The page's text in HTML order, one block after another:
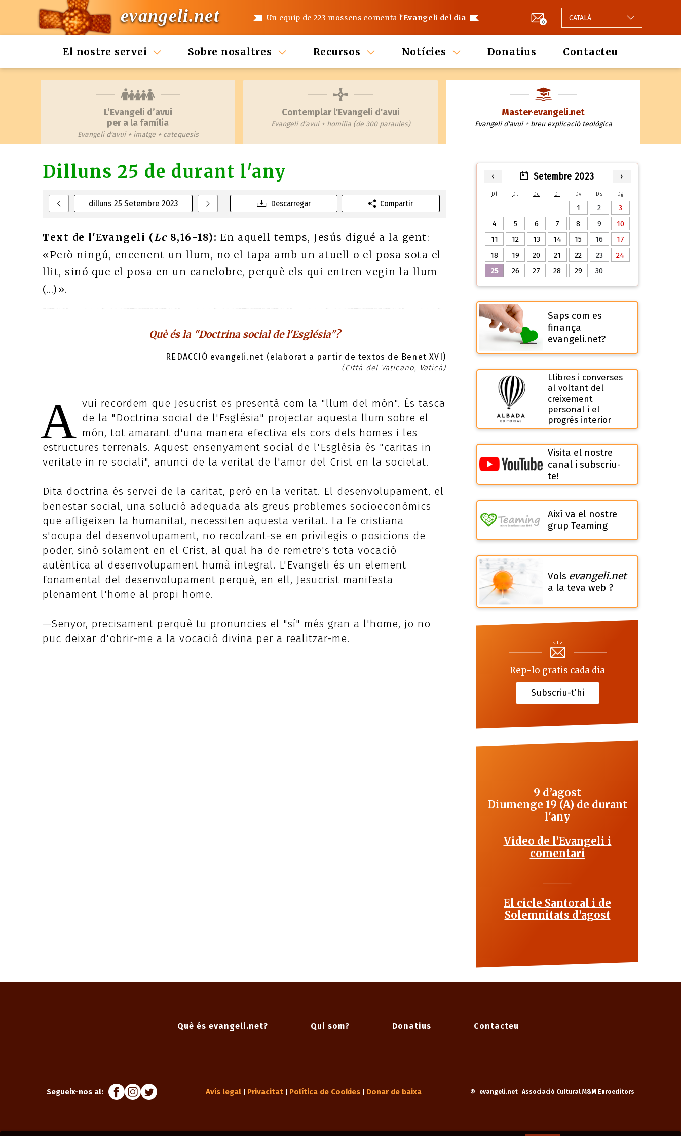
evangeli.net Un equip de 223 mossens comenta l'Evangeli del dia 0 CATALÀ
El nostre servei Sobre nosaltres Recursos Notícies Donatius Contacteu
L’Evangeli d’avui
per a la família
Evangeli d'avui + imatge + catequesis
Contemplar l'Evangeli d'avui
Evangeli d'avui + homilía (de 300 paraules)
Master·evangeli.net
Evangeli d'avui + breu explicació teològica
dilluns 25 Setembre 2023
Dilluns 25 de durant l'any
Descarregar Compartir
Text de l'Evangeli (Lc8,16-18): En aquell temps, Jesús digué a la gent:
«Però ningú, encenent un llum, no el tapa amb un atuell o el posa sota el
llit, sinó que el posa en un canelobre, perquè els qui entren vegin la llum
(...)».
Què és la "Doctrina social de l'Església"?
REDACCIÓ evangeli.net (elaborat a partir de textos de Benet XVI)
(Città del Vaticano, Vaticà)
A vui recordem que Jesucrist es presentà com la "llum del món". És tasca
de la "Doctrina social de l'Església" projectar aquesta llum sobre el
món, tot amarant d'una manera efectiva els cors dels homes i les
estructures terrenals. Aquest ensenyament social de l'Església és "caritas in
veritate in re sociali", anunci de la veritat de l'amor del Crist en la societat.
Dita doctrina és servei de la caritat, però en la veritat. El desenvolupament, el
benestar social, una solució adequada als greus problemes socioeconòmics
que afligeixen la humanitat, necessiten aquesta veritat. La fe cristiana
s'ocupa del desenvolupament, no recolzant-se en privilegis o posicions de
poder, sinó solament en el Crist, al qual ha de remetre's tota vocació
autèntica al desenvolupament humà integral. L'Evangeli és un element
fonamental del desenvolupament perquè, en ell, Jesucrist manifesta
plenament l'home al propi home.
—Senyor, precisament perquè tu pronuncies el "sí" més gran a l'home, jo no
puc deixar d'obrir-me a la vocació divina per a realitzar-me.
‹ Setembre 2023 ›
Dl Dt Dc Dj Dv Ds Dg
1 2
3
4
5 6 7 8 9
10
11
12 13 14 15 16
17
18
19 20 21 22 23
24
25
26 27 28 29 30
Saps com es
finança
evangeli.net?
Llibres i converses
al voltant del
creixement
personal i el
progrés interior
Visita el nostre
canal i subscriu-
te!
Així va el nostre
grup Teaming
Vols evangeli.net
a la teva web ?
Rep-lo gratis cada dia
Subscriu-t’hi
9 d’agost
Diumenge 19 (A) de durant
l'any
Video de l’Evangeli i
comentari
El cicle Santoral i de
Solemnitats d’agost
Què és evangeli.net? Qui som? Donatius Contacteu
Segueix-nos al: © evangeli.net Associació Cultural M&M Euroeditors
Avís legal Privacitat Política de Cookies Donar de baixa